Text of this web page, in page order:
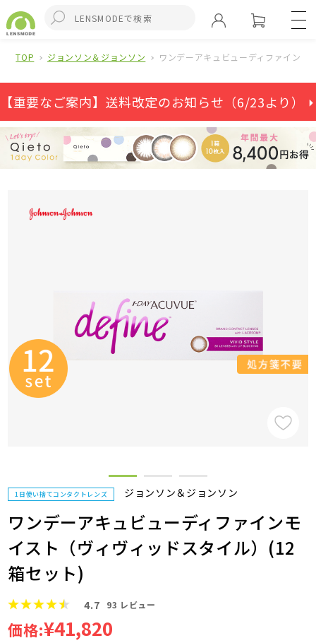
TOP ジョンソン＆ジョンソン ワンデーアキュビューディファイン
【重要なご案内】送料改定のお知らせ（6/23より） ⏵
1日使い捨てコンタクトレンズ ジョンソン＆ジョンソン
ワンデーアキュビューディファインモ
イスト（ヴィヴィッドスタイル）(12
箱セット)
4.7 93 レビュー
価格:¥41,820